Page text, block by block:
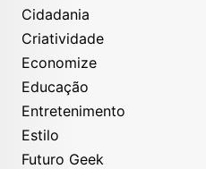
Cidadania
Criatividade
Economize
Educação
Entretenimento
Estilo
Futuro Geek